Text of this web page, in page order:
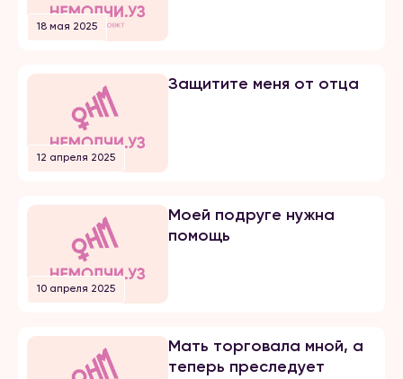
18 мая 2025
12 апреля 2025
Защитите меня от отца
10 апреля 2025
Моей подруге нужна
помощь
Мать торговала мной, а
теперь преследует